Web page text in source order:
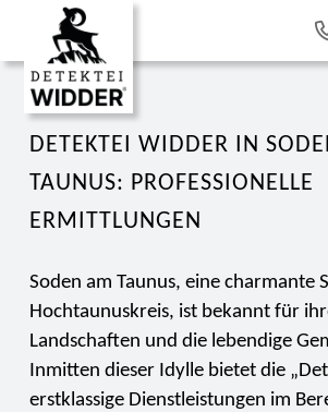
DETEKTEI WIDDER IN
TAUNUS: PROFESSIONELLE
ERMITTLUNGEN
Soden am Taunus, eine charmante
Hochtaunuskreis, ist bekannt für
Landschaften und die lebendige
Inmitten dieser Idylle bietet die
erstklassige Dienstleistungen im